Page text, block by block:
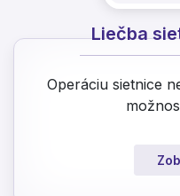
Liečba
Operáciu sietnice